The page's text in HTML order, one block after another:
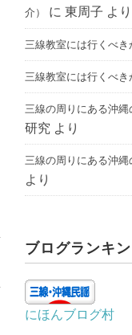
介）
に東周子 より
三線教室には行くべき
三線教室には行くべき
三線の周りにある沖縄
研究 より
三線の周りにある沖縄
より
ブログランキ
にほんブログ村